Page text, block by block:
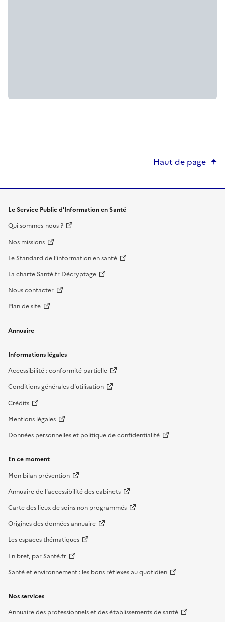
Haut de page
Le Service Public d'Information en Santé
Qui sommes-nous ?
Nos missions
Le Standard de l’information en santé
La charte Santé.fr Décryptage
Nous contacter
Plan de site
Annuaire
Informations légales
Accessibilité : conformité partielle
Conditions générales d'utilisation
Crédits
Mentions légales
Données personnelles et politique de confidentialité
En ce moment
Mon bilan prévention
Annuaire de l'accessibilité des cabinets
Carte des lieux de soins non programmés
Origines des données annuaire
Les espaces thématiques
En bref, par Santé.fr
Santé et environnement : les bons réflexes au quotidien
Nos services
Annuaire des professionnels et des établissements de santé